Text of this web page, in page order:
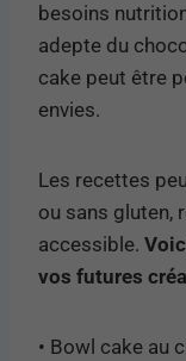
besoins
adepte du
cake peut être
envies.
Les recettes
ou sans gluten,
accessible.
vos futures
• Bowl cake au